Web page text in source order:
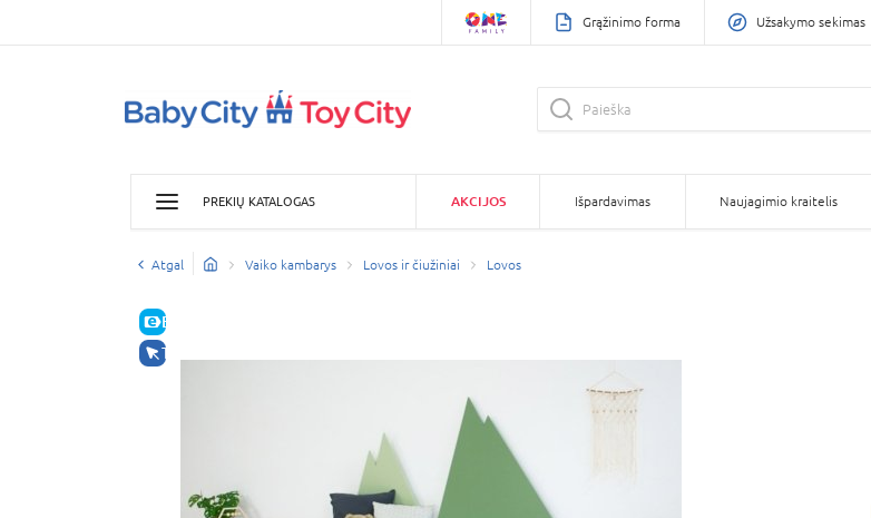
Grąžinimo forma Užsakymo sekimas
PREKIŲ KATALOGAS AKCIJOS Išpardavimas Naujagimio kraitelis
Atgal Vaiko kambarys Lovos ir čiužiniai Lovos
E-KAINA
TIK INTERNETU